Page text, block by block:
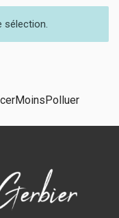
sélection.